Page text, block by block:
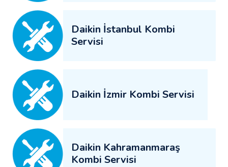
Daikin İstanbul Kombi
Servisi
Daikin İzmir Kombi Servisi
Daikin Kahramanmaraş
Kombi Servisi